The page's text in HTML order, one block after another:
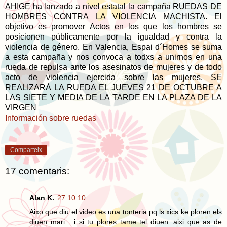
AHIGE ha lanzado a nivel estatal la campaña RUEDAS DE
HOMBRES CONTRA LA VIOLENCIA MACHISTA. El
objetivo es promover Actos en los que los hombres se
posicionen públicamente por la igualdad y contra la
violencia de género. En Valencia, Espai d´Homes se suma
a esta campaña y nos convoca a todxs a unirnos en una
rueda de repulsa ante los asesinatos de mujeres y de todo
acto de violencia ejercida sobre las mujeres. SE
REALIZARÁ LA RUEDA EL JUEVES 21 DE OCTUBRE A
LAS SIETE Y MEDIA DE LA TARDE EN LA PLAZA DE LA
VIRGEN
Información sobre ruedas
Comparteix
17 comentaris:
Alan K. 27.10.10
Aixo que diu el video es una tonteria pq ls xics ke ploren els
diuen mari... i si tu plores tame tel diuen. aixi que as de